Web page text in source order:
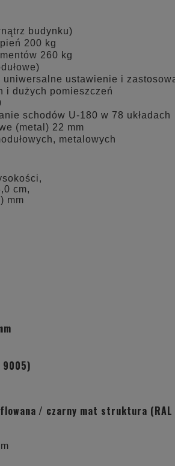
budynku)
200 kg
260 kg
uniwersalne ustawienie i
i dużych pomieszczeń
schodów U-180 w 78 układach
(metal) 22 mm
metalowych
cm,
mm
/ czarny mat struktura (RAL